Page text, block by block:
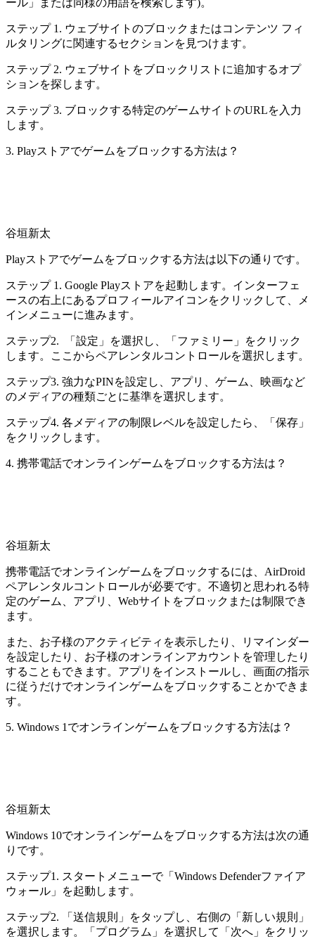
ール」または同様の用語を検索します)。
ステップ 1. ウェブサイトのブロックまたはコンテンツ フィ
ルタリングに関連するセクションを見つけます。
ステップ 2. ウェブサイトをブロックリストに追加するオプ
ションを探します。
ステップ 3. ブロックする特定のゲームサイトのURLを入力
します。
3. Playストアでゲームをブロックする方法は？
谷垣新太
Playストアでゲームをブロックする方法は以下の通りです。
ステップ 1. Google Playストアを起動します。インターフェ
ースの右上にあるプロフィールアイコンをクリックして、メ
インメニューに進みます。
ステップ2. 「設定」を選択し、「ファミリー」をクリック
します。ここからペアレンタルコントロールを選択します。
ステップ3. 強力なPINを設定し、アプリ、ゲーム、映画など
のメディアの種類ごとに基準を選択します。
ステップ4. 各メディアの制限レベルを設定したら、「保存」
をクリックします。
4. 携帯電話でオンラインゲームをブロックする方法は？
谷垣新太
携帯電話でオンラインゲームをブロックするには、AirDroid
ペアレンタルコントロールが必要です。不適切と思われる特
定のゲーム、アプリ、Webサイトをブロックまたは制限でき
ます。
また、お子様のアクティビティを表示したり、リマインダー
を設定したり、お子様のオンラインアカウントを管理したり
することもできます。アプリをインストールし、画面の指示
に従うだけでオンラインゲームをブロックすることかできま
す。
5. Windows 1でオンラインゲームをブロックする方法は？
谷垣新太
Windows 10でオンラインゲームをブロックする方法は次の通
りです。
ステップ1. スタートメニューで「Windows Defenderファイア
ウォール」を起動します。
ステップ2. 「送信規則」をタップし、右側の「新しい規則」
を選択します。「プログラム」を選択して「次へ」をクリッ